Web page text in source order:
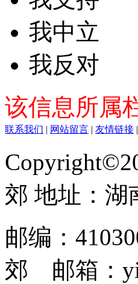
我中立
我反对
该信息所属
联系我们 | 网站留言 | 友情链接 |
郊 地址：湖
邮编：
郊 邮箱：